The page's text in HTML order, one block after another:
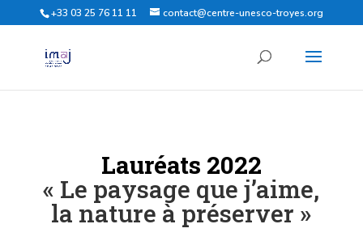
+33 03 25 76 11 11 contact@centre-unesco-troyes.org
Lauréats 2022
« Le paysage que j’aime,
la nature à préserver »